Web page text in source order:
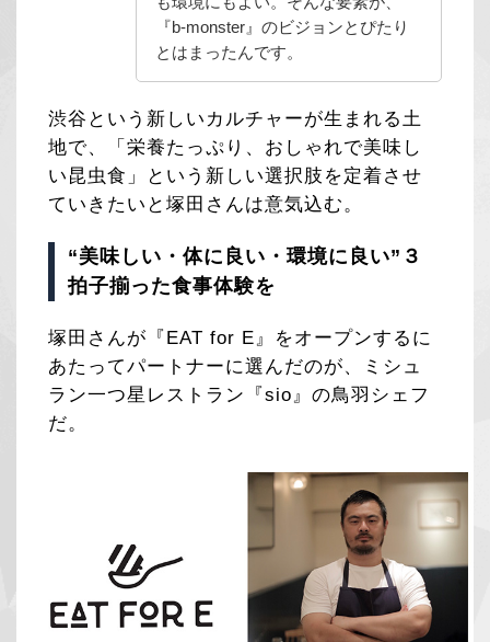
『b-monster』のビジョンとぴたり
とはまったんです。
渋谷という新しいカルチャーが生まれる土
地で、「栄養たっぷり、おしゃれで美味し
い昆虫食」という新しい選択肢を定着させ
ていきたいと塚田さんは意気込む。
“美味しい・体に良い・環境に良い”３
拍子揃った食事体験を
塚田さんが『EAT for E』をオープンするに
あたってパートナーに選んだのが、ミシュ
ラン一つ星レストラン『sio』の鳥羽シェフ
だ。